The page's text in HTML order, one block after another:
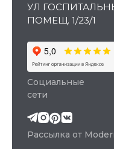
УЛ
ПОМЕЩ. 1/23/1
Социальные
сети
Рассылка от